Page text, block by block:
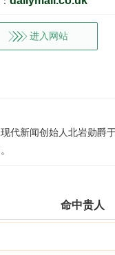
进入网站
代新闻创始人北岩勋爵
命中贵人